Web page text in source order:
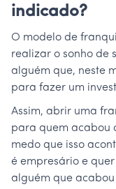
indicado?
O modelo de
realizar o sonho de
alguém que, neste
para fazer um
Assim, abrir uma
para quem acabou
medo que isso
é empresário e
alguém que